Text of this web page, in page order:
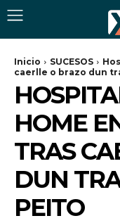
Inicio SUCESOS
caerlle o brazo dun
HOME
TRAS
DUN
PEITO